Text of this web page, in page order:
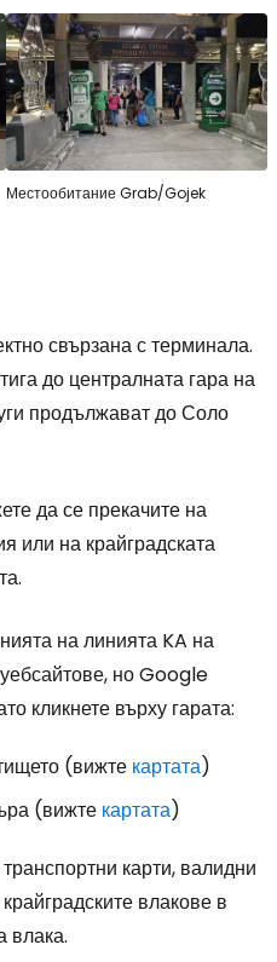
Местообитание Grab/Gojek
свързана с терминала.
до централната гара на
продължават до Соло
да се прекачите на
или на крайградската
на линията KA на
но Google
кликнете върху гарата:
(вижте картата)
(вижте картата)
карти, валидни
влакове в
влака.